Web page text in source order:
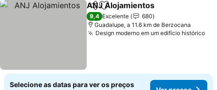
PartilharAdicionar aos favoritos
ANJ Alojamientos
9,4 Excelente
680
Guadalupe, a 11.6 km de Berzocana
Design moderno em um edifício histórico
Selecione as datas para ver os preços